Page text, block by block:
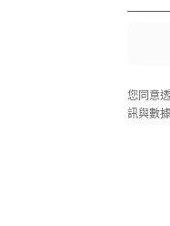
您同意
訊與數